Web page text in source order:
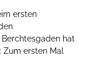
ersten
Berchtesgaden hat
ersten Mal